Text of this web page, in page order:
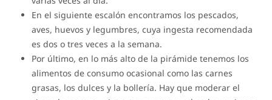
En el siguiente escalón encontramos los pescados,
aves, huevos y legumbres, cuya ingesta recomendada
es dos o tres veces a la semana.
Por último, en lo más alto de la pirámide tenemos los
alimentos de consumo ocasional como las carnes
grasas, los dulces y la bollería. Hay que moderar el